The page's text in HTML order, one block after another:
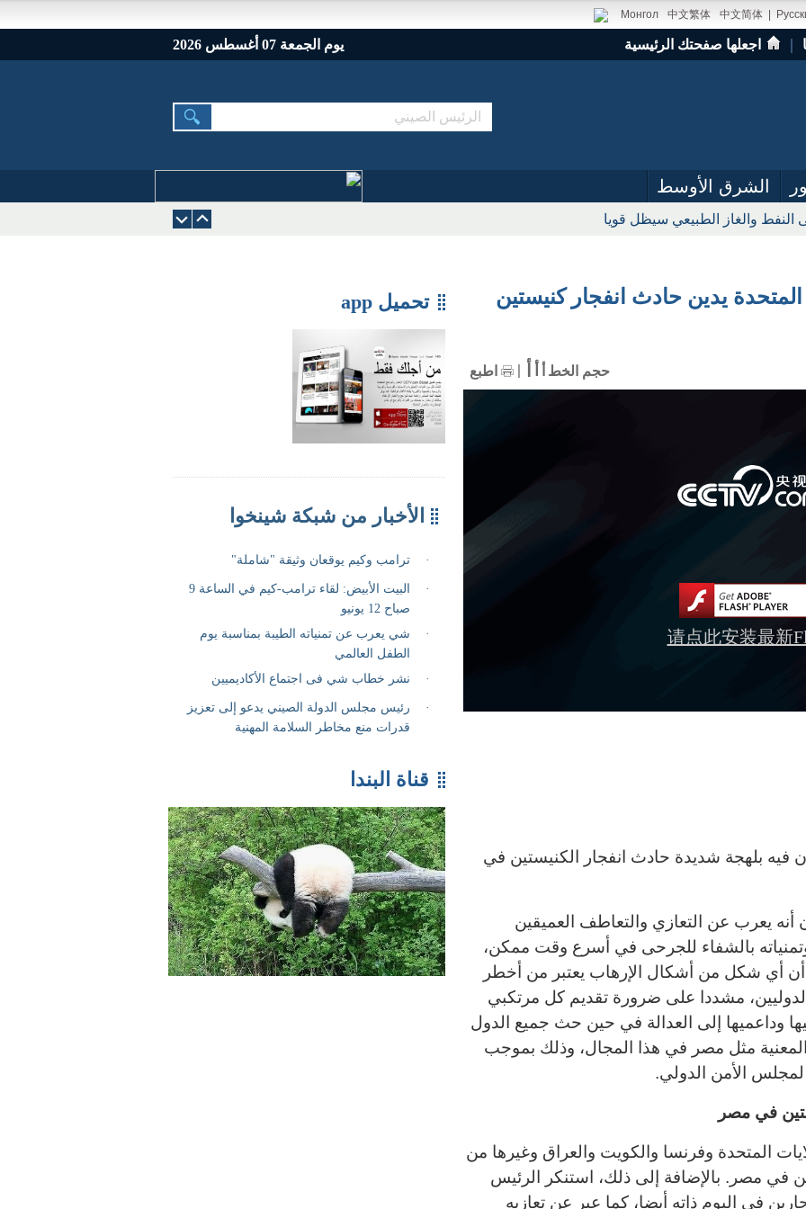
中文简体
中文繁体
Монгол
اجعلها صفحتك الرئيسية يوم الجمعة 07 أغسطس 2026
الشرق الأوسط
والغاز الطبيعي سيظل قويا
تحميل app
قناة البندا
يدين حادث انفجار كنيستين
اطبع حجم الخط
请点此安装最新
فيه بلهجة شديدة حادث انفجار الكنيستين في
يعرب عن التعازي والتعاطف العميقين
بالشفاء للجرحى في أسرع وقت ممكن،
أي شكل من أشكال الإرهاب يعتبر من أخطر
الدوليين، مشددا على ضرورة تقديم كل مرتكبي
وداعميها إلى العدالة في حين حث جميع الدول
المعنية مثل مصر في هذا المجال، وذلك بموجب
لمجلس الأمن الدولي.
في مصر
المتحدة وفرنسا والكويت والعراق وغيرها من
في مصر. بالإضافة إلى ذلك، استنكر الرئيس
في اليوم ذاته أيضا، كما عبر عن تعازيه